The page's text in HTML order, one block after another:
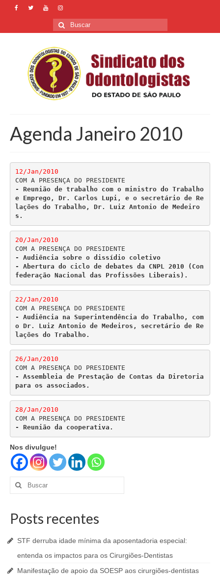
Buscar
por:
Agenda Janeiro 2010
12/Jan/2010
- Reunião de trabalho com o ministro do Trabalho
e Emprego, Dr. Carlos Lupi, e o secretário de Re
lações do Trabalho, Dr. Luiz Antonio de Medeiro
s.
20/Jan/2010
- Audiência sobre o dissídio coletivo
- Abertura do ciclo de debates da CNPL 2010 (Con
federação Nacional das Profissões Liberais).
22/Jan/2010
- Audiência na Superintendência do Trabalho, com
o Dr. Luiz Antonio de Medeiros, secretário de Re
lações do Trabalho.
26/Jan/2010
- Assembleia de Prestação de Contas da Diretoria
para os associados.
28/Jan/2010
- Reunião da cooperativa.
Nos divulgue!
Buscar
por:
Posts recentes
STF derruba idade mínima da aposentadoria especial:
entenda os impactos para os Cirurgiões-Dentistas
Manifestação de apoio da SOESP aos cirurgiões-dentistas